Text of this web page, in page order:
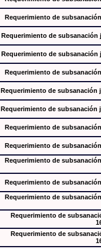
Requerimiento de
Requerimiento de subsanación
Requerimiento de subsanación
Requerimiento de
Requerimiento de subsanación
Requerimiento de subsanación
Requerimiento de
Requerimiento de
Requerimiento de
Requerimiento de
Requerimiento de
Requerimiento de
Requerimiento de